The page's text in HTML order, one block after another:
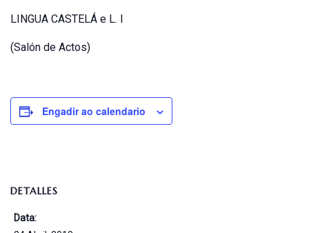
LINGUA CASTELÁ e L. I
(Salón de Actos)
Engadir ao calendario
DETALLES
Data: